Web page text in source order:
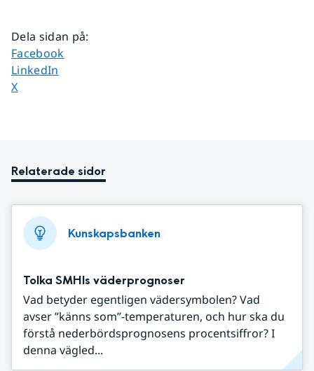
Dela sidan på:
Dela sidan på
Facebook
Dela sidan på
LinkedIn
Dela sidan på
X
Relaterade sidor
Kunskapsbanken
Tolka SMHIs väderprognoser
Vad betyder egentligen vädersymbolen? Vad
avser ”känns som”-temperaturen, och hur ska du
förstå nederbördsprognosens procentsiffror? I
denna vägled...